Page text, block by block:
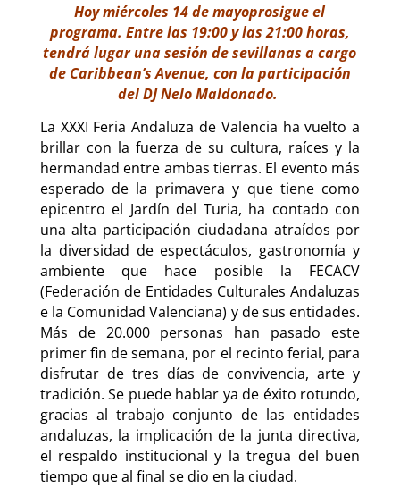
Hoy miércoles 14 de mayoprosigue el
programa. Entre las 19:00 y las 21:00 horas,
tendrá lugar una sesión de sevillanas a cargo
de Caribbean’s Avenue, con la participación
del DJ Nelo Maldonado.
La XXXI Feria Andaluza de Valencia ha vuelto a
brillar con la fuerza de su cultura, raíces y la
hermandad entre ambas tierras. El evento más
esperado de la primavera y que tiene como
epicentro el Jardín del Turia, ha contado con
una alta participación ciudadana atraídos por
la diversidad de espectáculos, gastronomía y
ambiente que hace posible la FECACV
(Federación de Entidades Culturales Andaluzas
e la Comunidad Valenciana) y de sus entidades.
Más de 20.000 personas han pasado este
primer fin de semana, por el recinto ferial, para
disfrutar de tres días de convivencia, arte y
tradición. Se puede hablar ya de éxito rotundo,
gracias al trabajo conjunto de las entidades
andaluzas, la implicación de la junta directiva,
el respaldo institucional y la tregua del buen
tiempo que al final se dio en la ciudad.